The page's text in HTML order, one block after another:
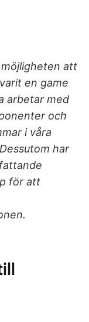
att
en game
arbetar med
och
i våra
har
för att